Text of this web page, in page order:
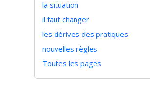
la situation
il faut changer
les dérives des pratiques
nouvelles règles
Toutes les pages